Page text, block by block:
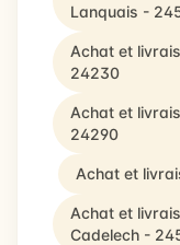
Lanquais -
Achat et
24230
Achat et
24290
Achat et
Achat et
Cadelech -